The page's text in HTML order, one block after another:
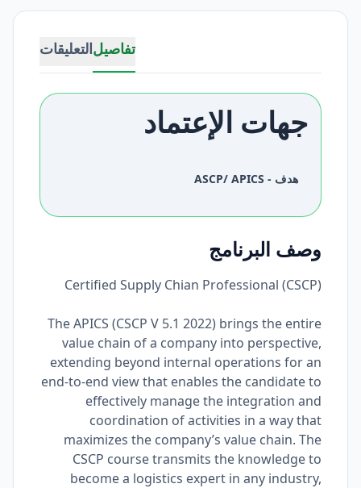
تفاصيلالتعليقات
جهات الإعتماد
هدف - ASCP/ APICS
وصف البرنامج
Certified Supply Chian Professional (CSCP)
The APICS (CSCP V 5.1 2022) brings the entire
value chain of a company into perspective,
extending beyond internal operations for an
end-to-end view that enables the candidate to
effectively manage the integration and
coordination of activities in a way that
maximizes the company’s value chain. The
CSCP course transmits the knowledge to
become a logistics expert in any industry,